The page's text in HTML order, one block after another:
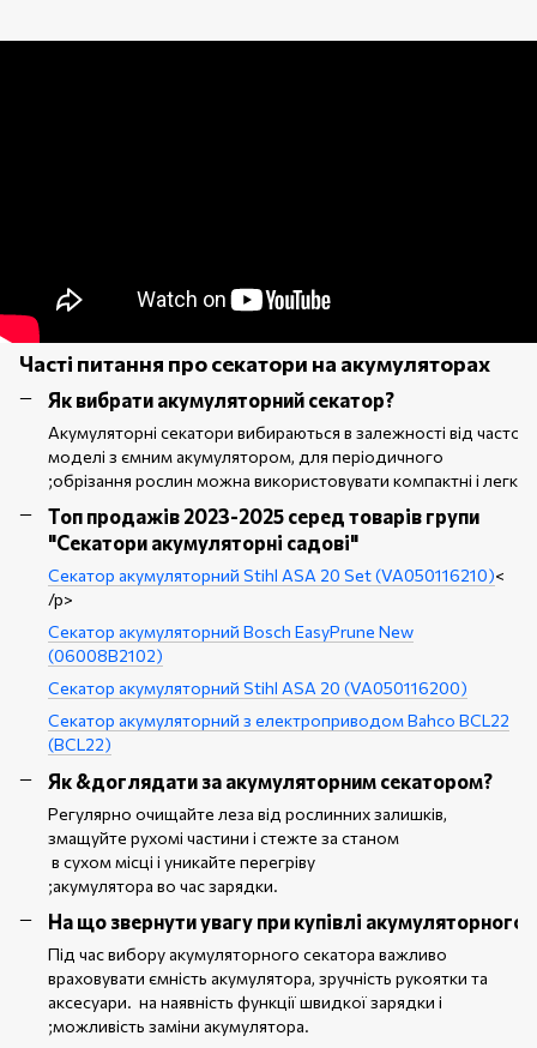
Часті питання про секатори на акумуляторах
Як вибрати акумуляторний секатор?
Акумуляторні секатори вибираються в залежності від
моделі з ємним акумулятором, для періодичного
;обрізання рослин можна використовувати компактні і легкі
Топ продажів 2023-2025 серед товарів групи
"Секатори акумуляторні садові"
Секатор акумуляторний Stihl ASA 20 Set (VA050116210)<
/p>
Секатор акумуляторний Bosch EasyPrune New
(06008B2102)
Секатор акумуляторний Stihl ASA 20 (VA050116200)
Секатор акумуляторний з електроприводом Bahco BCL22
(BCL22)
Як &доглядати за акумуляторним секатором?
Регулярно очищайте леза від рослинних залишків,
змащуйте рухомі частини і стежте за станом
в сухом місці і уникайте перегріву
;акумулятора во час зарядки.
На що звернути увагу при купівлі акумуляторного
Під час вибору акумуляторного секатора важливо
враховувати ємність акумулятора, зручність рукоятки та
аксесуари. на наявність функції швидкої зарядки і
;можливість заміни акумулятора.